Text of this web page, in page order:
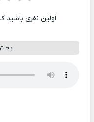
اولین نفری باشید